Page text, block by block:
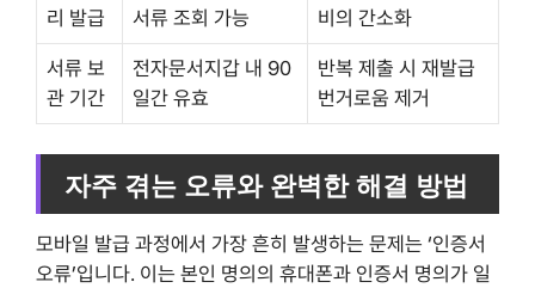
리 발급
서류 조회 가능
비의 간소화
서류 보
관 기간
전자문서지갑 내 90
일간 유효
반복 제출 시 재발급
번거로움 제거
자주 겪는 오류와 완벽한 해결 방법
모바일 발급 과정에서 가장 흔히 발생하는 문제는 ‘인증서
오류’입니다. 이는 본인 명의의 휴대폰과 인증서 명의가 일